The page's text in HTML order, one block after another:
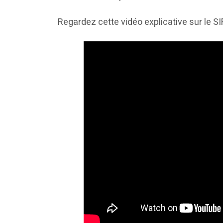
Regardez cette vidéo explicative sur le